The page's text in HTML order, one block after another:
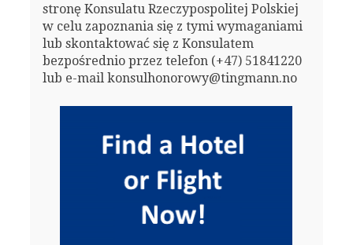
stronę Konsulatu Rzeczypospolitej Polskiej
w celu zapoznania się z tymi wymaganiami
lub skontaktować się z Konsulatem
bezpośrednio przez telefon (+47) 51841220
lub e-mail konsulhonorowy@tingmann.no